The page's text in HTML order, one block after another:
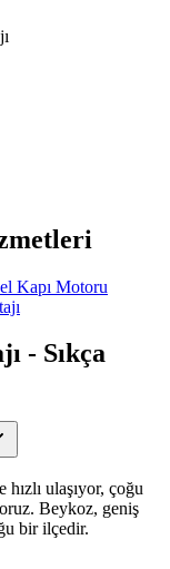
Kapı Motoru
- Sıkça
ulaşıyor, çoğu
Beykoz, geniş
bir ilçedir.